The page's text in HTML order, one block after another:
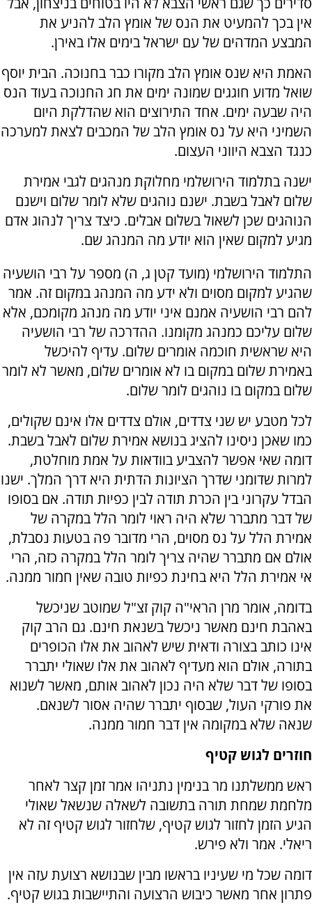
אין בכך להמעיט את הנס של אומץ הלב להניע את
המבצע המדהים של עם ישראל בימים אלו באירן.
האמת היא שנס אומץ הלב מקורו כבר בחנוכה. הבית יוסף
שואל מדוע חוגגים שמונה ימים את חג החנוכה בעוד הנס
היה שבעה ימים. אחד התירוצים הוא שהדלקת היום
השמיני היא על נס אומץ הלב של המכבים לצאת למערכה
כנגד הצבא היווני העצום.
ישנה בתלמוד הירושלמי מחלוקת מנהגים לגבי אמירת
שלום לאבל בשבת. ישנם נוהגים שלא לומר שלום וישנם
הנוהגים שכן לשאול בשלום אבלים. כיצד צריך לנהוג אדם
מגיע למקום שאין הוא יודע מה המנהג שם.
התלמוד הירושלמי (מועד קטן ג, ה) מספר על רבי הושעיה
שהגיע למקום מסוים ולא ידע מה המנהג במקום זה. אמר
להם רבי הושעיה אמנם איני יודע מה מנהג מקומכם, אלא
שלום עליכם כמנהג מקומנו. ההדרכה של רבי הושעיה
היא שראשית חוכמה אומרים שלום. עדיף להיכשל
באמירת שלום במקום בו לא אומרים שלום, מאשר לא לומר
שלום במקום בו נוהגים לומר שלום.
לכל מטבע יש שני צדדים, אולם צדדים אלו אינם שקולים,
כמו שאכן ניסינו להציג בנושא אמירת שלום לאבל בשבת.
דומה שאי אפשר להצביע בוודאות על אמת מוחלטת,
למרות שדומני שדרך הציונות הדתית היא דרך המלך. ישנו
הבדל עקרוני בין הכרת תודה לבין כפיות תודה. אם בסופו
של דבר מתברר שלא היה ראוי לומר הלל במקרה של
אמירת הלל על נס מסוים, הרי מדובר פה בטעות נסבלת,
אולם אם מתברר שהיה צריך לומר הלל במקרה כזה, הרי
אי אמירת הלל היא בחינת כפיות טובה שאין חמור ממנה.
בדומה, אומר מרן הראי"ה קוק זצ"ל שמוטב שניכשל
באהבת חינם מאשר ניכשל בשנאת חינם. גם הרב קוק
אינו כותב בצורה ודאית שיש לאהוב את אלו הכופרים
בתורה, אולם הוא מעדיף לאהוב את אלו שאולי יתברר
בסופו של דבר שלא היה נכון לאהוב אותם, מאשר לשנוא
את פורקי העול, שבסוף יתברר שהיה אסור לשנאם.
שנאה שלא במקומה אין דבר חמור ממנה.
חוזרים לגוש קטיף
ראש ממשלתנו מר בנימין נתניהו אמר זמן קצר לאחר
מלחמת שמחת תורה בתשובה לשאלה שנשאל שאולי
הגיע הזמן לחזור לגוש קטיף, שלחזור לגוש קטיף זה לא
ריאלי. אמר ולא פירש.
דומה שכל מי שעיניו בראשו מבין שבנושא רצועת עזה אין
פתרון אחר מאשר כיבוש הרצועה והתיישבות בגוש קטיף.